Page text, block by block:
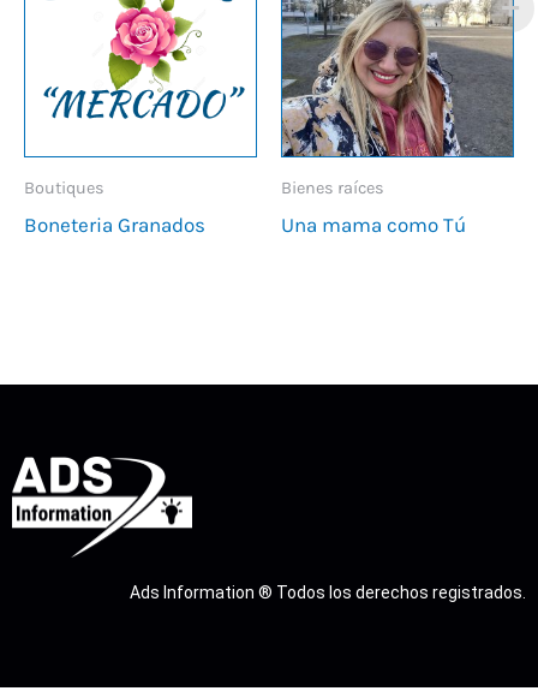
Boutiques
Boneteria Granados
Bienes raíces
Una mama como Tú
Ads Information ® Todos los derechos registrados.